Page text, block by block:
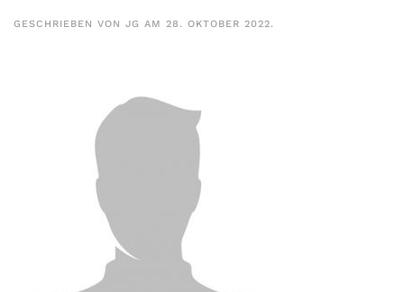
GESCHRIEBEN VON JG AM 28. OKTOBER 2022.